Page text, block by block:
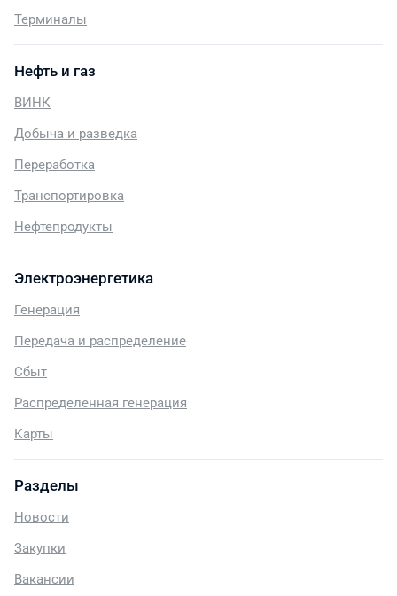
Терминалы
Нефть и газ
ВИНК
Добыча и разведка
Переработка
Транспортировка
Нефтепродукты
Электроэнергетика
Генерация
Передача и распределение
Сбыт
Распределенная генерация
Карты
Разделы
Новости
Закупки
Вакансии